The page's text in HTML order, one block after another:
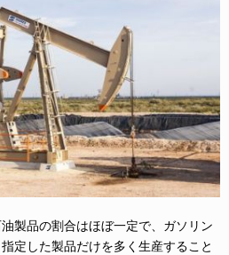
製品の割合はほぼ一定で、ガソリン
定した製品だけを多く生産すること